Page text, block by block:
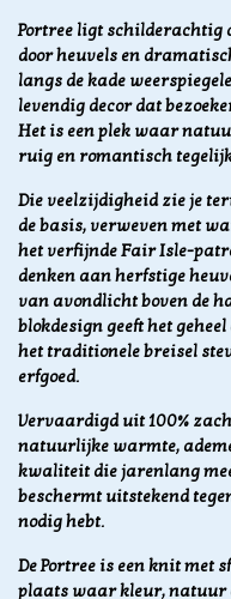
Portree ligt
door heuvels en
langs de kade
levendig decor dat
Het is een plek waar
ruig en romantisch
Die veelzijdigheid zie je
de basis, verweven met
het verfijnde Fair Isle-
denken aan herfstige
van avondlicht boven de
blokdesign geeft het
het traditionele breisel
erfgoed.
Vervaardigd uit 100%
natuurlijke warmte,
kwaliteit die jarenlang
beschermt uitstekend
nodig hebt.
De Portree is een knit met
plaats waar kleur, natuur